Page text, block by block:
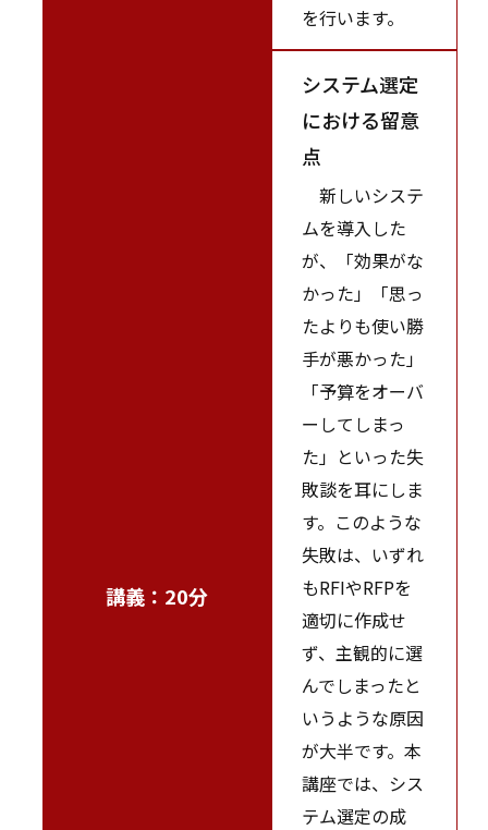
を行います。
講義：20分
システム選定
における留意
点
新しいシステ
ムを導入した
が、「効果がな
かった」「思っ
たよりも使い勝
手が悪かった」
「予算をオーバ
ーしてしまっ
た」といった失
敗談を耳にしま
す。このような
失敗は、いずれ
もRFIやRFPを
適切に作成せ
ず、主観的に選
んでしまったと
いうような原因
が大半です。本
講座では、シス
テム選定の成